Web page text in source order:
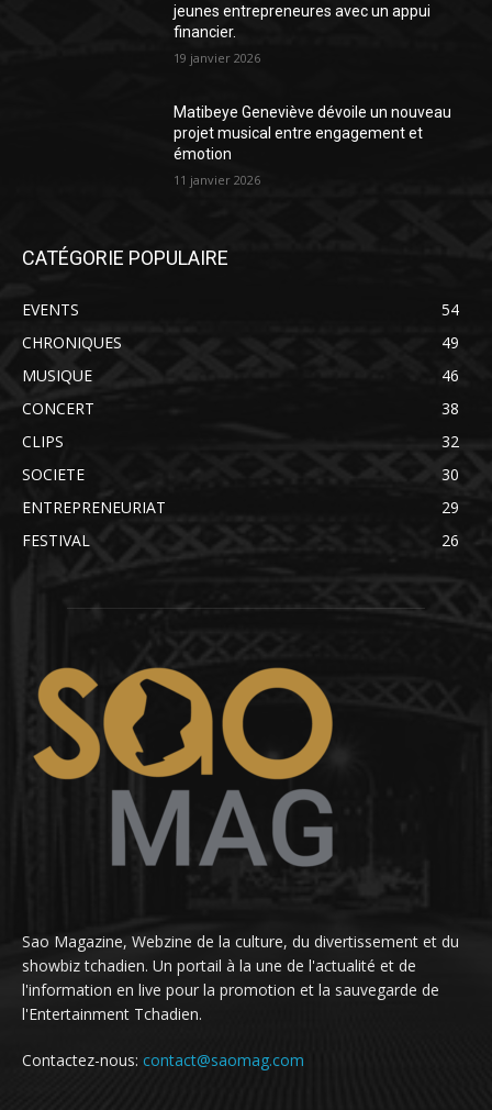
jeunes entrepreneures avec un appui
financier.
19 janvier 2026
Matibeye Geneviève dévoile un nouveau
projet musical entre engagement et
émotion
11 janvier 2026
CATÉGORIE POPULAIRE
EVENTS
54
CHRONIQUES
49
MUSIQUE
46
CONCERT
38
CLIPS
32
SOCIETE
30
ENTREPRENEURIAT
29
FESTIVAL
26
Sao Magazine, Webzine de la culture, du divertissement et du
showbiz tchadien. Un portail à la une de l'actualité et de
l'information en live pour la promotion et la sauvegarde de
l'Entertainment Tchadien.
Contactez-nous: contact@saomag.com